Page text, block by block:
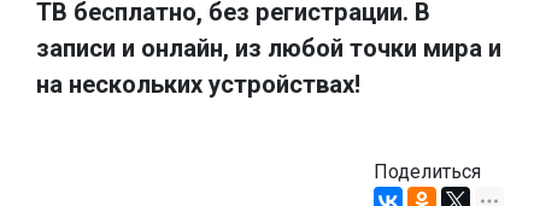
ТВ бесплатно, без регистрации. В
записи и онлайн, из любой точки мира и
на нескольких устройствах!
Поделиться